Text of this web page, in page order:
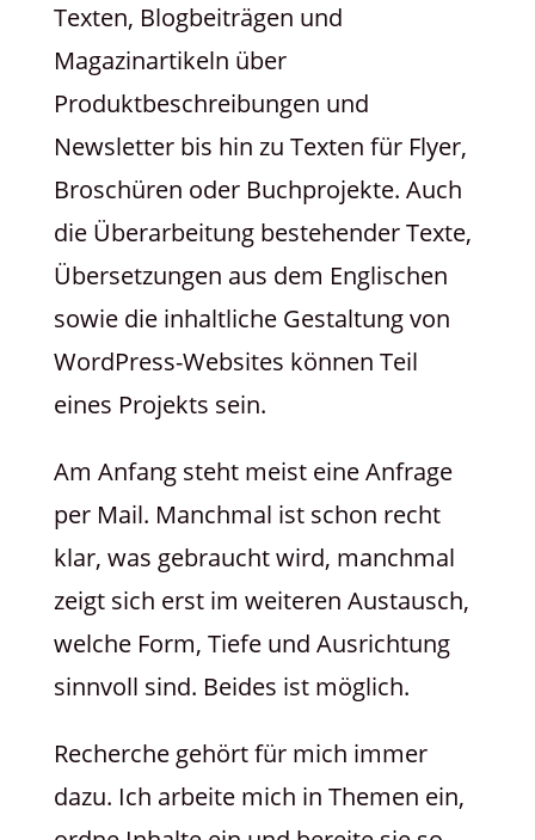
Texten, Blogbeiträgen und
Magazinartikeln über
Produktbeschreibungen und
Newsletter bis hin zu Texten für Flyer,
Broschüren oder Buchprojekte. Auch
die Überarbeitung bestehender Texte,
Übersetzungen aus dem Englischen
sowie die inhaltliche Gestaltung von
WordPress-Websites können Teil
eines Projekts sein.
Am Anfang steht meist eine Anfrage
per Mail. Manchmal ist schon recht
klar, was gebraucht wird, manchmal
zeigt sich erst im weiteren Austausch,
welche Form, Tiefe und Ausrichtung
sinnvoll sind. Beides ist möglich.
Recherche gehört für mich immer
dazu. Ich arbeite mich in Themen ein,